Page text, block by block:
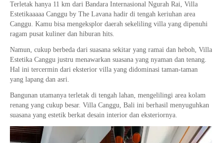
Terletak hanya 11 km dari Bandara Internasional Ngurah Rai, Villa
Estetikaaaaa Canggu by The Lavana hadir di tengah keriuhan area
Canggu. Kamu bisa mengeksplor daerah sekeliling villa yang dipenuhi
ragam pusat kuliner dan hiburan hits.
Namun, cukup berbeda dari suasana sekitar yang ramai dan heboh, Villa
Estetika Canggu justru menawarkan suasana yang nyaman dan tenang.
Hal ini tercermin dari eksterior villa yang didominasi taman-taman
yang lapang dan asri.
Bangunan utamanya terletak di tengah lahan, mengelilingi area kolam
renang yang cukup besar. Villa Canggu, Bali ini berhasil menyuguhkan
suasana yang estetik berkat desain interior dan eksteriornya.